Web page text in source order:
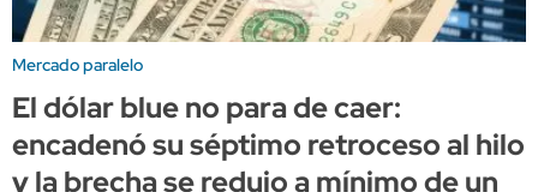
Mercado paralelo
El dólar blue no para de caer:
encadenó su séptimo retroceso al hilo
y la brecha se redujo a mínimo de un